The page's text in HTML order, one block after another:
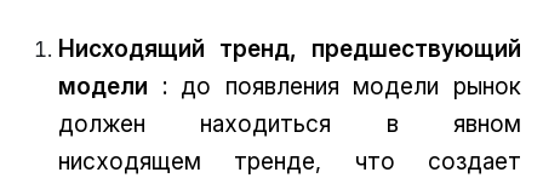
Нисходящий тренд, предшествующий
модели : до появления модели рынок
должен находиться в явном
нисходящем тренде, что создает